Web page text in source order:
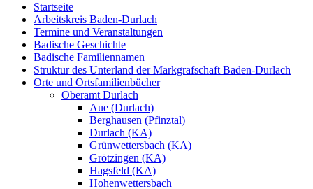
Startseite
Arbeitskreis Baden-Durlach
Termine und Veranstaltungen
Badische Geschichte
Badische Familiennamen
Struktur des Unterland der Markgrafschaft Baden-Durlach
Orte und Ortsfamilienbücher
Oberamt Durlach
Aue (Durlach)
Berghausen (Pfinztal)
Durlach (KA)
Grünwettersbach (KA)
Grötzingen (KA)
Hagsfeld (KA)
Hohenwettersbach